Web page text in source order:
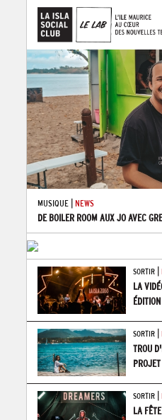
MUSIQUE| NEWS
DE BOILER ROOM AUX JO AVEC
SORTIR|
LA
ÉDITION
SORTIR|
TROU
PROJET
SORTIR|
LA